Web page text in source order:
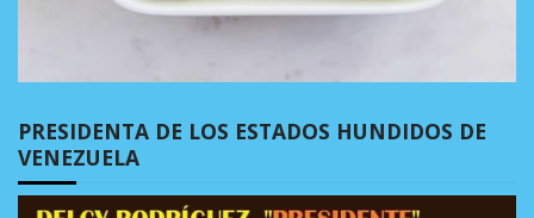
PRESIDENTA DE LOS ESTADOS HUNDIDOS DE
VENEZUELA